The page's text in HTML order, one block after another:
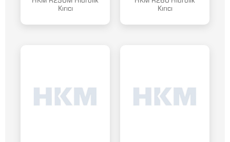
Kırıcı
Kırıcı